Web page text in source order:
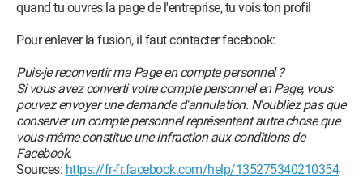
quand tu ouvres la page de l'entreprise, tu vois ton profil
Pour enlever la fusion, il faut contacter facebook:
Puis-je reconvertir ma Page en compte personnel ?
Si vous avez converti votre compte personnel en Page, vous
pouvez envoyer une demande d'annulation. N'oubliez pas que
conserver un compte personnel représentant autre chose que
vous-même constitue une infraction aux conditions de
Facebook.
Sources: https://fr-fr.facebook.com/help/135275340210354